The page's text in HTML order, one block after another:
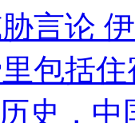
言论
包括住
史，